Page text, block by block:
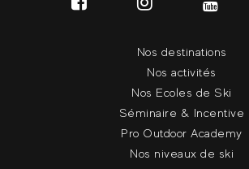
Nos destinations
Nos activités
Nos Ecoles de Ski
Séminaire & Incentive
Pro Outdoor Academy
Nos niveaux de ski